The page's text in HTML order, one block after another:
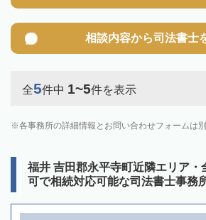
相談内容から司法書士
全5件中 1~5件を表示
各事務所の詳細情報とお問い合わせフォームは
福井 吉田郡永平寺町近隣エリア・
可で相続対応可能な司法書士事務